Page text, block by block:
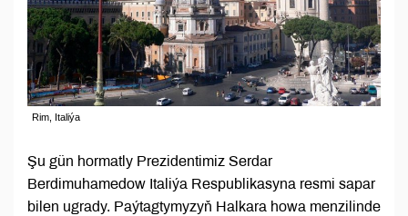
Rim, Italiýa
Şu gün hormatly Prezidentimiz Serdar
Berdimuhamedow Italiýa Respublikasyna resmi sapar
bilen ugrady. Paýtagtymyzyň Halkara howa menzilinde